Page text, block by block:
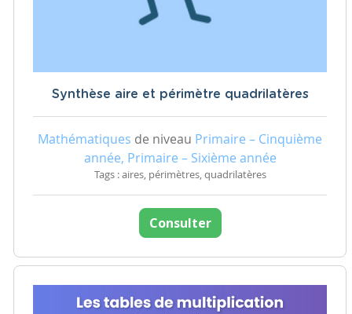
Synthèse aire et périmètre quadrilatères
Mathématiques de niveau Primaire – Cinquième
année, Primaire – Sixième année
Tags : aires, périmètres, quadrilatères
Consulter